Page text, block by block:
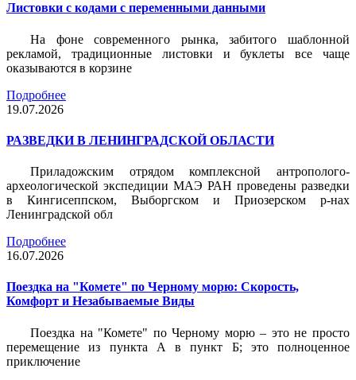
Листовки c кодами с переменными данными
На фоне современного рынка, забитого шаблонной
рекламой, традиционные листовки и буклеты все чаще
оказываются в корзине
Подробнее
19.07.2026
РАЗВЕДКИ В ЛЕНИНГРАДСКОЙ ОБЛАСТИ
Приладожским отрядом комплексной антрополого-
археологической экспедиции МАЭ РАН проведены разведки
в Кингисеппском, Выборгском и Приозерском р-нах
Ленинградской обл
Подробнее
16.07.2026
Поездка на "Комете" по Черному морю: Скорость,
Комфорт и Незабываемые Виды
Поездка на "Комете" по Черному морю – это не просто
перемещение из пункта А в пункт Б; это полноценное
приключение